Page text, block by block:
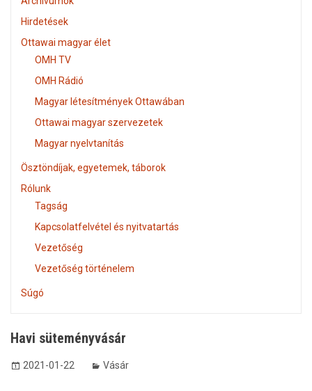
Hirdetések
Ottawai magyar élet
OMH TV
OMH Rádió
Magyar létesítmények Ottawában
Ottawai magyar szervezetek
Magyar nyelvtanítás
Ösztöndíjak, egyetemek, táborok
Rólunk
Tagság
Kapcsolatfelvétel és nyitvatartás
Vezetőség
Vezetőség történelem
Súgó
Havi süteményvásár
2021-01-22 Vásár